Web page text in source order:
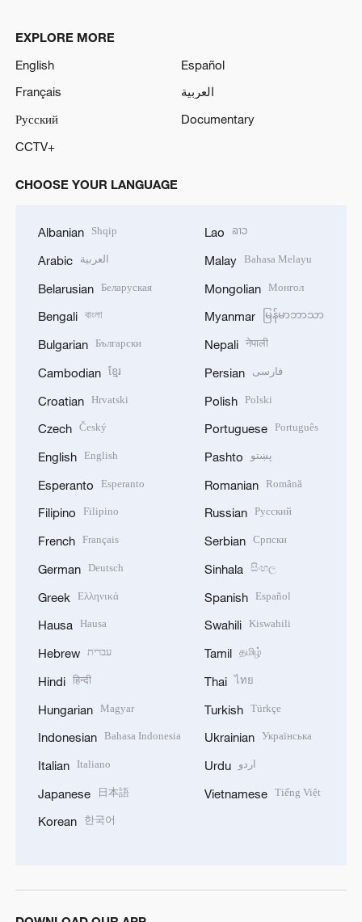
EXPLORE MORE
English
Español
Français
العربية
Русский
Documentary
CCTV+
CHOOSE YOUR LANGUAGE
Albanian Shqip
Arabic العربية
Belarusian Беларуская
Bengali বাংলা
Bulgarian Български
Cambodian ខ្មែរ
Croatian Hrvatski
Czech Český
English English
Esperanto Esperanto
Filipino Filipino
French Français
German Deutsch
Greek Ελληνικά
Hausa Hausa
Hebrew עברית
Hindi हिन्दी
Hungarian Magyar
Indonesian Bahasa Indonesia
Italian Italiano
Japanese 日本語
Korean 한국어
Lao ລາວ
Malay Bahasa Melayu
Mongolian Монгол
Myanmar မြန်မာဘာသာ
Nepali नेपाली
Persian فارسی
Polish Polski
Portuguese Português
Pashto پښتو
Romanian Română
Russian Русский
Serbian Српски
Sinhala සිංහල
Spanish Español
Swahili Kiswahili
Tamil தமிழ்
Thai ไทย
Turkish Türkçe
Ukrainian Українська
Urdu اردو
Vietnamese Tiếng Việt